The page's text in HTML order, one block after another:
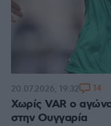
Χωρίς VAR ο
στην Ουγγαρία
20.07.2026, 19:32 14